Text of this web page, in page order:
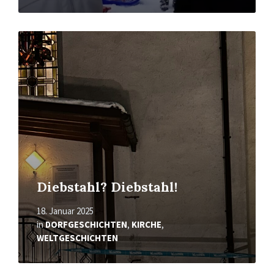
Diebstahl? Diebstahl!
18. Januar 2025
inDORFGESCHICHTEN, KIRCHE,
WELTGESCHICHTEN
Mehr
erfahren